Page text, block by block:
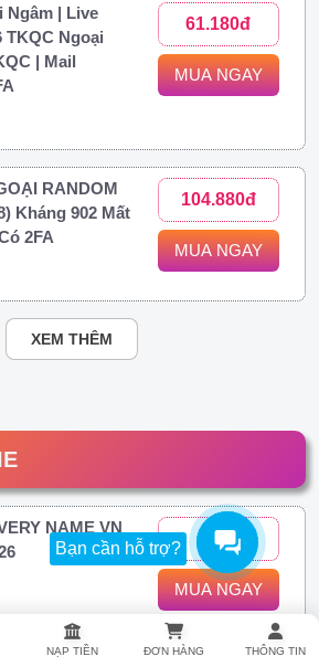
Bạn cần hỗ trợ?
NẠP TIỀN ĐƠN HÀNG THÔNG TIN
Ngâm | Live
TKQC Ngoại
| Mail
61.180đ
MUA NGAY
RANDOM
Kháng 902 Mất
2FA
104.880đ
MUA NGAY
XEM THÊM
NAME VN
306đ
MUA NGAY
Việt Novery |